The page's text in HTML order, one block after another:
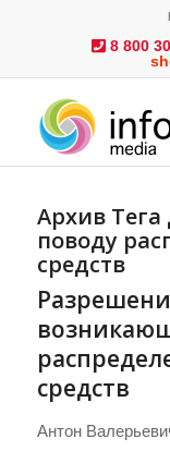
8 800
Архив Тега
поводу
средств
средств
Антон